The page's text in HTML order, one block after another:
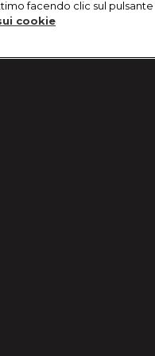
facendo clic sul
cookie